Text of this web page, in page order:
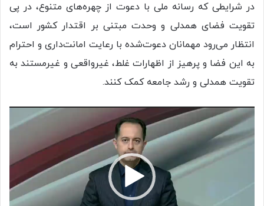
در شرایطی که رسانه ملی با دعوت از چهره‌های متنوع، در پی
تقویت فضای همدلی و وحدت مبتنی بر اقتدار کشور است،
انتظار می‌رود مهمانان دعوت‌شده با رعایت امانت‌داری و احترام
به این فضا و پرهیز از اظهارات غلط، غیرواقعی و غیرمستند به
تقویت همدلی و رشد جامعه کمک کنند.
نمایشگر
ویدیو